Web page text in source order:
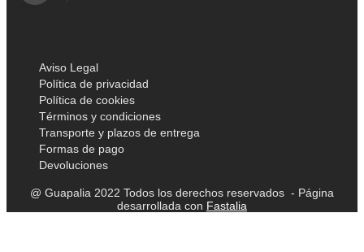
Aviso Legal
Política de privacidad
Política de cookies
Términos y condiciones
Transporte y plazos de entrega
Formas de pago
Devoluciones
@ Guapalia 2022 Todos los derechos reservados - Página
desarrollada con Fastalia